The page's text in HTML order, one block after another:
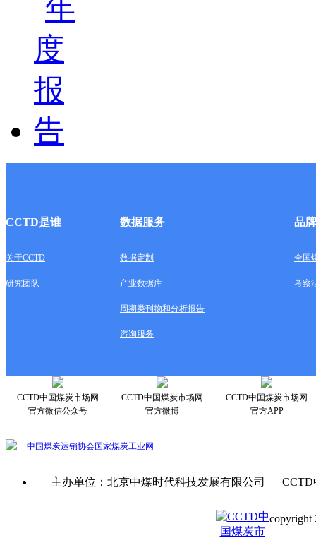
CCTD是谁 数据服务 品
关于CCTD 数据定制 全国
研究团队 产业数据库 考察
周期类刊物和分析报告
咨询服务
CCTD中国煤炭市场网
官方微信公众号
CCTD中国煤炭市场网
官方微博
CCTD中国煤炭市场网
官方APP
中国煤炭运销协会国家煤炭工业网
主办单位：北京中煤时代科技发展有限公司
copyright